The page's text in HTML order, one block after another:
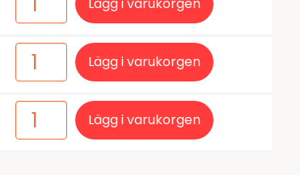
Lägg i varukorgen
Lägg i varukorgen
Lägg i varukorgen